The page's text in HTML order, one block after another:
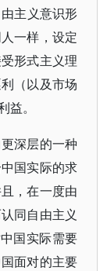
主义意识形
一样，设定
形式主义理
（以及市场
。
深层的一种
国实际的求
，在一度由
同自由主义
国实际需要
面对的主要